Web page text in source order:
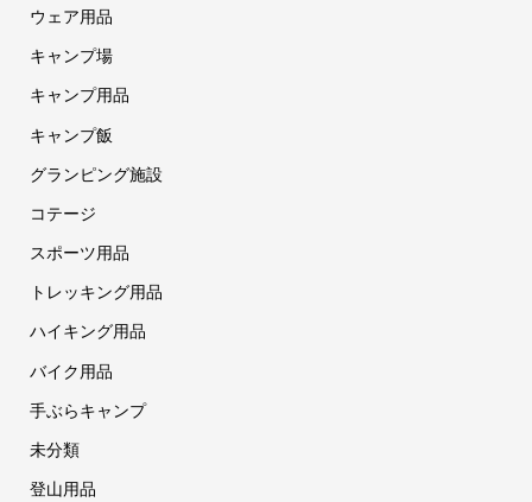
ウェア用品
キャンプ場
キャンプ用品
キャンプ飯
グランピング施設
コテージ
スポーツ用品
トレッキング用品
ハイキング用品
バイク用品
手ぶらキャンプ
未分類
登山用品